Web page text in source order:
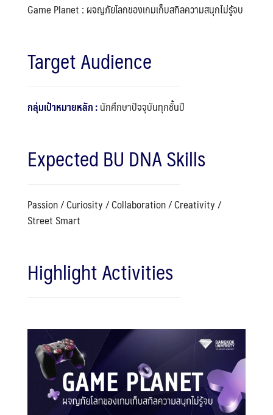
Game Planet : ผจญภัยโลกของเกมเก็บสกิลความสนุกไม่รู้จบ
Target Audience
กลุ่มเป้าหมายหลัก :นักศึกษาปัจจุบันทุกชั้นปี
Expected BU DNA Skills
Passion / Curiosity / Collaboration / Creativity /
Street Smart
Highlight Activities